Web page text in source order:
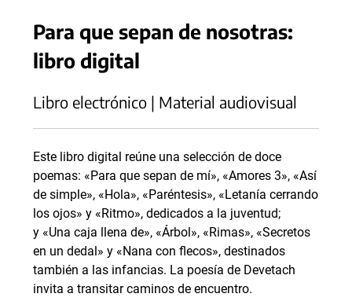
Para que sepan de nosotras:
libro digital
Libro electrónico | Material audiovisual
Este libro digital reúne una selección de doce
poemas: «Para que sepan de mí», «Amores 3», «Así
de simple», «Hola», «Paréntesis», «Letanía cerrando
los ojos» y «Ritmo», dedicados a la juventud;
y «Una caja llena de», «Árbol», «Rimas», «Secretos
en un dedal» y «Nana con flecos», destinados
también a las infancias. La poesía de Devetach
invita a transitar caminos de encuentro.